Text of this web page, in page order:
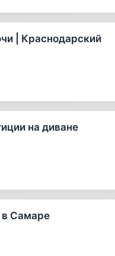
| Краснодарский
на диване
в Самаре